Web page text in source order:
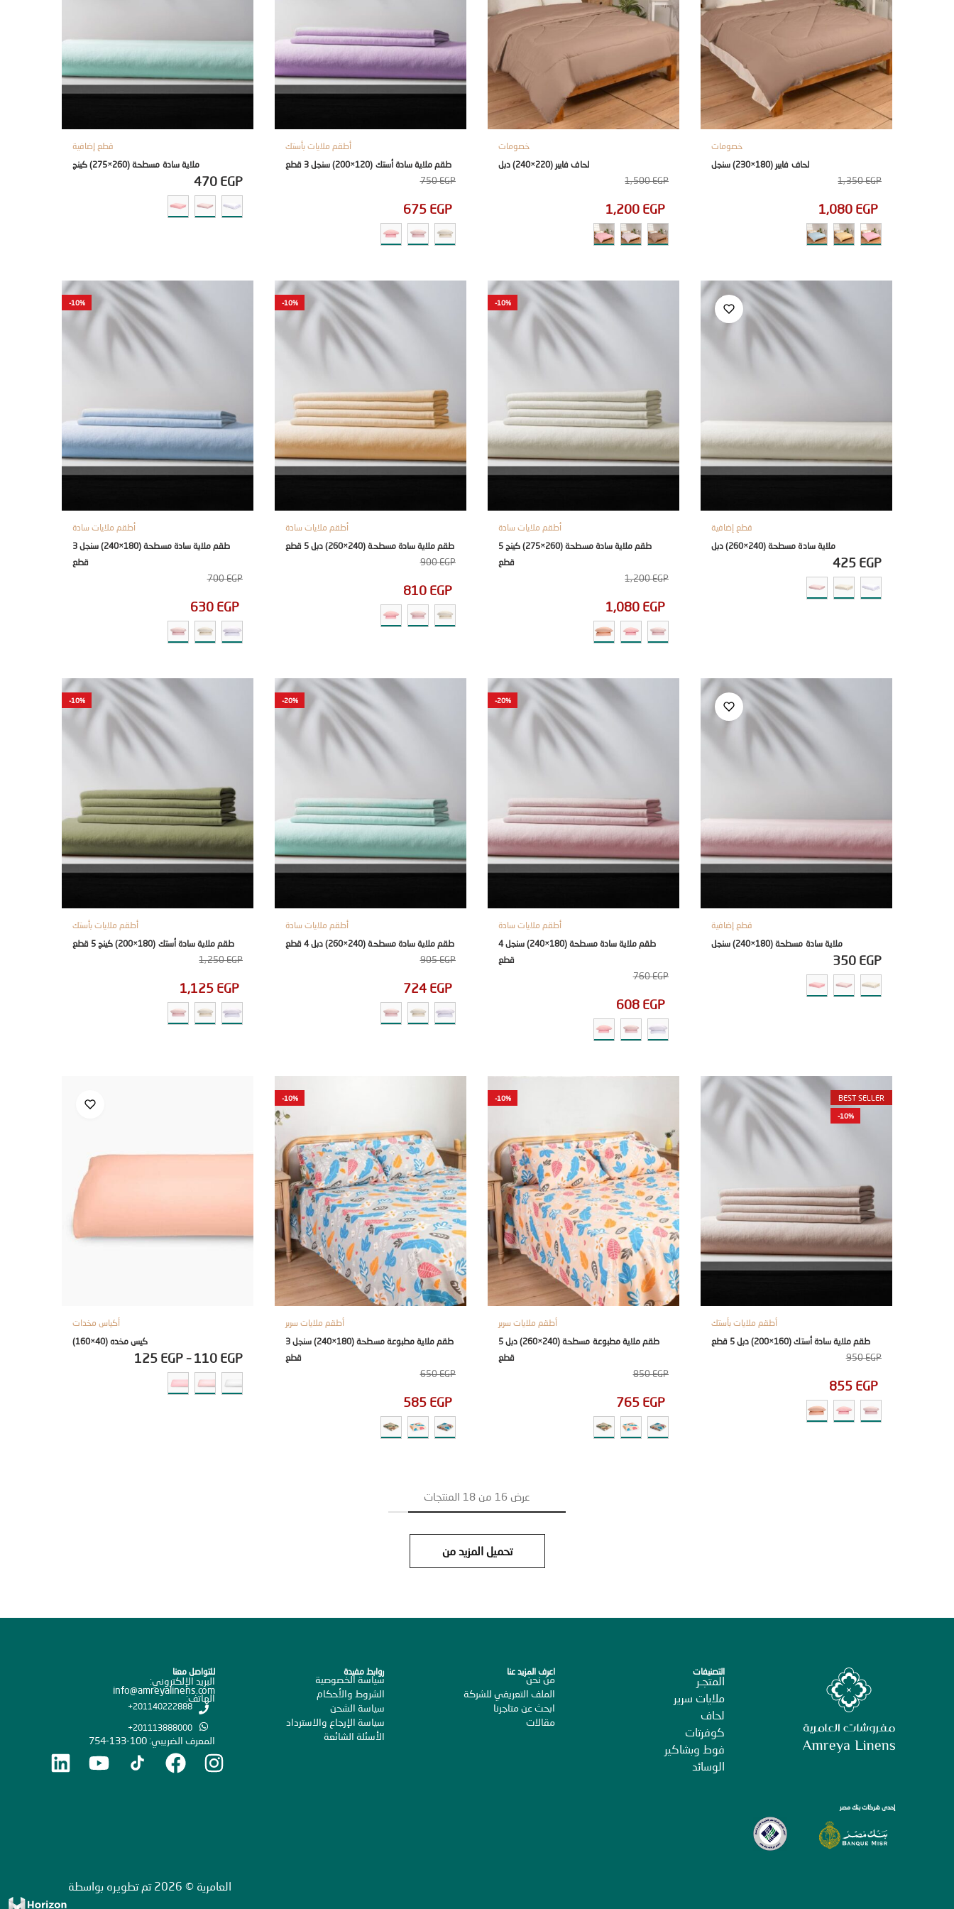
خصومات
لحاف فايبر (180×230) سنجل
1,350EGP
1,080 EGP
خصومات
لحاف فايبر (220×240) دبل
1,500EGP
1,200 EGP
أطقم ملايات بأستك
طقم ملاية سادة أستك (120×200) سنجل 3 قطع
750EGP
675 EGP
قطع إضافية
ملاية سادة مسطحة (260×275) كينج
470 EGP
قطع إضافية
ملاية سادة مسطحة (240×260) دبل
425 EGP
-10%
أطقم ملايات سادة
طقم ملاية سادة مسطحة (260×275) كينج 5
قطع
1,200EGP
1,080 EGP
-10%
أطقم ملايات سادة
طقم ملاية سادة مسطحة (240×260) دبل 5 قطع
900EGP
810 EGP
-10%
أطقم ملايات سادة
طقم ملاية سادة مسطحة (180×240) سنجل 3
قطع
700EGP
630 EGP
قطع إضافية
ملاية سادة مسطحة (180×240) سنجل
350 EGP
-20%
أطقم ملايات سادة
طقم ملاية سادة مسطحة (180×240) سنجل 4
قطع
760EGP
608 EGP
-20%
أطقم ملايات سادة
طقم ملاية سادة مسطحة (240×260) دبل 4 قطع
905EGP
724 EGP
-10%
أطقم ملايات بأستك
طقم ملاية سادة أستك (180×200) كينج 5 قطع
1,250EGP
1,125 EGP
BEST SELLER
-10%
أطقم ملايات بأستك
طقم ملاية سادة أستك (160×200) دبل 5 قطع
950EGP
855 EGP
-10%
أطقم ملايات سرير
طقم ملاية مطبوعة مسطحة (240×260) دبل 5
قطع
850EGP
765 EGP
-10%
أطقم ملايات سرير
طقم ملاية مطبوعة مسطحة (180×240) سنجل 3
قطع
650EGP
585 EGP
أكياس مخدات
كيس مخده (40×160)
110 EGP
–
125 EGP
عرض من 18 المنتجات
تحميل المزيد من
إحدى شركات بنك مصر
التصنيفات
المتجـر
ملايات سرير
لحاف
كوفرتات
فوط وبشاكير
الوسائد
اعرف المزيد عنا
من نحن
الملف التعريفي للشركة
ابحث عن متاجرنا
مقالات
روابط مفيدة
سياسة الخصوصية
الشروط والأحكام
سياسة الشحن
سياسة الإرجاع والاسترداد
الأسئلة الشائعة
للتواصل معنا
البريد الإلكتروني:
info@amreyalinens.com
الهاتف:
201140222888+
201113888000+
المعرف الضريبي: 100-133-754
العامرية © 2026 تم تطويره بواسطة